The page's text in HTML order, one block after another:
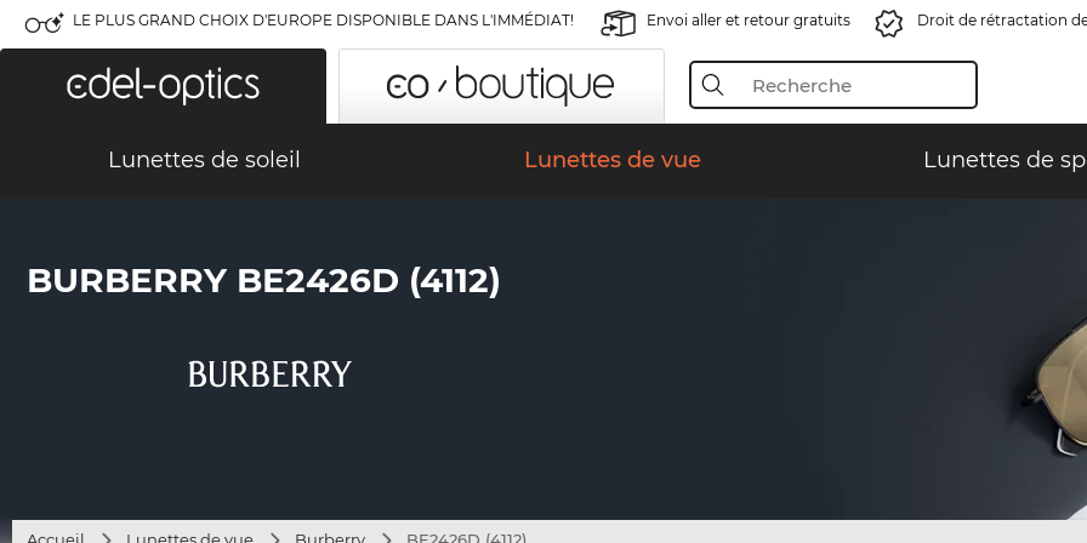
LE PLUS GRAND CHOIX D'EUROPE DISPONIBLE DANS L'IMMÉDIAT! Envoi aller et retour gratuits Droit de rétractation
Lunettes de soleil Lunettes de vue Lunettes de
BURBERRY BE2426D (4112)